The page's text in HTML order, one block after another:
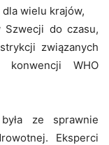
wielu krajów,
do czasu,
związanych
konwencji WHO
ze sprawnie
Eksperci